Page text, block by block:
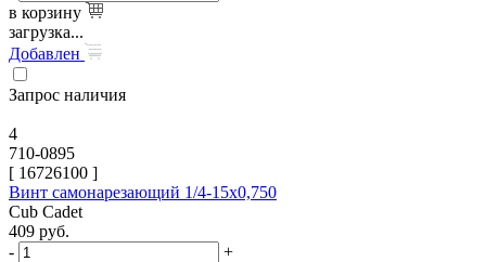
в корзину
загрузка...
Добавлен
Запрос наличия
4
710-0895
[ 16726100 ]
Винт самонарезающий 1/4-15х0,750
Cub Cadet
409 руб.
-
+